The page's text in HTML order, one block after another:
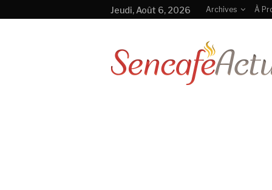
Jeudi, Août 6, 2026 Archives À